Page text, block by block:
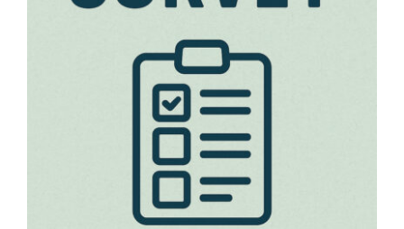
Pre-Testing (Quick Survey):
Peran Strategis dalam Riset
Awal
Artikel Riset